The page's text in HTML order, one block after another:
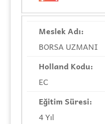
BORSA UZMANI
EC
4 Yıl